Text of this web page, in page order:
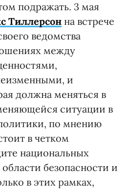
подражать. 3 мая
Тиллерсон на встрече
ведомства
между
и
должна меняться в
ситуации в
по мнению
в четком
национальных
безопасности и
в этих рамках,